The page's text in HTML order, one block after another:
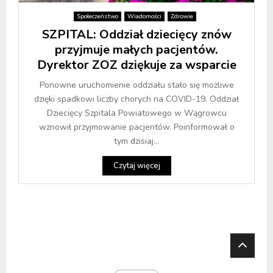
Społeczeństwo Wiadomości Zdrowie
SZPITAL: Oddział dziecięcy znów
przyjmuje małych pacjentów.
Dyrektor ZOZ dziękuje za wsparcie
Ponowne uruchomienie oddziału stało się możliwe
dzięki spadkowi liczby chorych na COVID-19. Oddział
Dziecięcy Szpitala Powiatowego w Wągrowcu
wznowił przyjmowanie pacjentów. Poinformował o
tym dzisiaj...
Czytaj więcej